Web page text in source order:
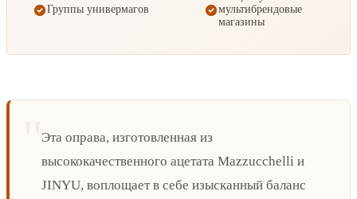
Группы универмагов
мультибрендовые
магазины
Эта оправа, изготовленная из
высококачественного ацетата Mazzucchelli и
JINYU, воплощает в себе изысканный баланс